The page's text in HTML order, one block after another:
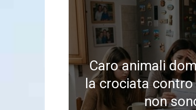
Caro animali
la crociata contro
non